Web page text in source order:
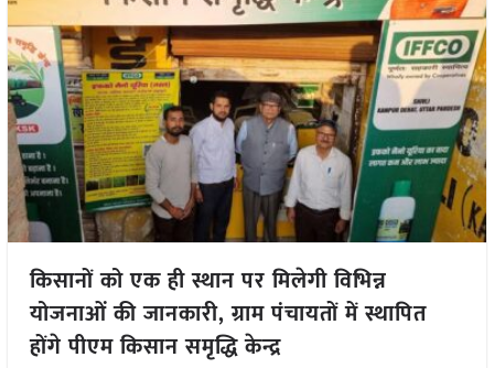
किसानों को एक ही स्थान पर मिलेगी विभिन्न
योजनाओं की जानकारी, ग्राम पंचायतों में स्थापित
होंगे पीएम किसान समृद्धि केन्द्र